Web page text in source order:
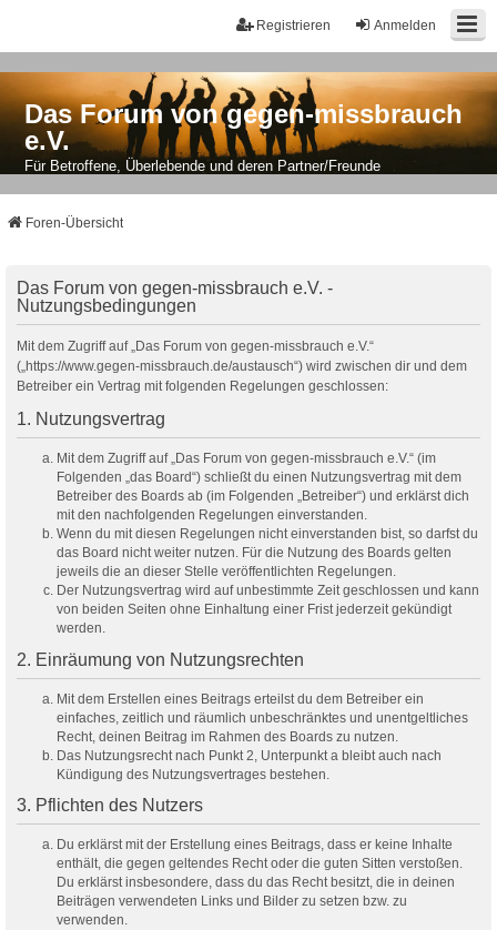
Anmelden
Registrieren
Das Forum von gegen-missbrauch
e.V.
Für Betroffene, Überlebende und deren Partner/Freunde
Foren-Übersicht
Das Forum von gegen-missbrauch e.V. -
Nutzungsbedingungen
Mit dem Zugriff auf „Das Forum von gegen-missbrauch e.V.“
(„https://www.gegen-missbrauch.de/austausch“) wird zwischen dir und dem
Betreiber ein Vertrag mit folgenden Regelungen geschlossen:
1. Nutzungsvertrag
Mit dem Zugriff auf „Das Forum von gegen-missbrauch e.V.“ (im
Folgenden „das Board“) schließt du einen Nutzungsvertrag mit dem
Betreiber des Boards ab (im Folgenden „Betreiber“) und erklärst dich
mit den nachfolgenden Regelungen einverstanden.
Wenn du mit diesen Regelungen nicht einverstanden bist, so darfst du
das Board nicht weiter nutzen. Für die Nutzung des Boards gelten
jeweils die an dieser Stelle veröffentlichten Regelungen.
Der Nutzungsvertrag wird auf unbestimmte Zeit geschlossen und kann
von beiden Seiten ohne Einhaltung einer Frist jederzeit gekündigt
werden.
2. Einräumung von Nutzungsrechten
Mit dem Erstellen eines Beitrags erteilst du dem Betreiber ein
einfaches, zeitlich und räumlich unbeschränktes und unentgeltliches
Recht, deinen Beitrag im Rahmen des Boards zu nutzen.
Das Nutzungsrecht nach Punkt 2, Unterpunkt a bleibt auch nach
Kündigung des Nutzungsvertrages bestehen.
3. Pflichten des Nutzers
Du erklärst mit der Erstellung eines Beitrags, dass er keine Inhalte
enthält, die gegen geltendes Recht oder die guten Sitten verstoßen.
Du erklärst insbesondere, dass du das Recht besitzt, die in deinen
Beiträgen verwendeten Links und Bilder zu setzen bzw. zu
verwenden.